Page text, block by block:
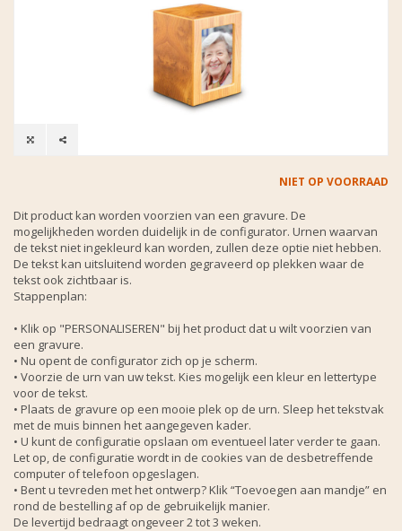
NIET OP VOORRAAD
Dit product kan worden voorzien van een gravure. De
mogelijkheden worden duidelijk in de configurator. Urnen waarvan
de tekst niet ingekleurd kan worden, zullen deze optie niet hebben.
De tekst kan uitsluitend worden gegraveerd op plekken waar de
tekst ook zichtbaar is.
Stappenplan:
• Klik op "PERSONALISEREN" bij het product dat u wilt voorzien van
een gravure.
• Nu opent de configurator zich op je scherm.
• Voorzie de urn van uw tekst. Kies mogelijk een kleur en lettertype
voor de tekst.
• Plaats de gravure op een mooie plek op de urn. Sleep het tekstvak
met de muis binnen het aangegeven kader.
• U kunt de configuratie opslaan om eventueel later verder te gaan.
Let op, de configuratie wordt in de cookies van de desbetreffende
computer of telefoon opgeslagen.
• Bent u tevreden met het ontwerp? Klik “Toevoegen aan mandje” en
rond de bestelling af op de gebruikelijk manier.
De levertijd bedraagt ongeveer 2 tot 3 weken.